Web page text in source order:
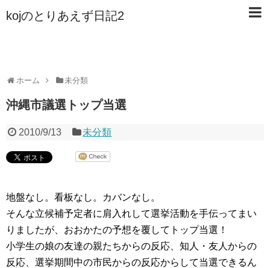
kojのとりあえず日記2
ホーム 未分類
沖縄市議選トップ当選
2010/9/13 未分類
地盤なし。看板なし。カバンなし。
そんな立候補予定者に肩入れして選挙活動を手伝ってまい
りましたが、おおかたの予想を覆してトップ当選！
小学生の娘の友達の親たちからの反応、知人・友人からの
反応、選挙期間中の市民からの反応からして当選できるん